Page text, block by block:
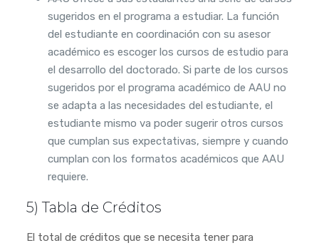
sugeridos en el programa a estudiar. La función
del estudiante en coordinación con su asesor
académico es escoger los cursos de estudio para
el desarrollo del doctorado. Si parte de los cursos
sugeridos por el programa académico de AAU no
se adapta a las necesidades del estudiante, el
estudiante mismo va poder sugerir otros cursos
que cumplan sus expectativas, siempre y cuando
cumplan con los formatos académicos que AAU
requiere.
5) Tabla de Créditos
El total de créditos que se necesita tener para